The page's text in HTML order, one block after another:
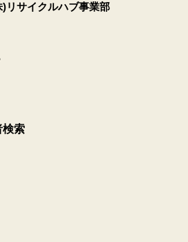
リサイクルハブ事業部
検索